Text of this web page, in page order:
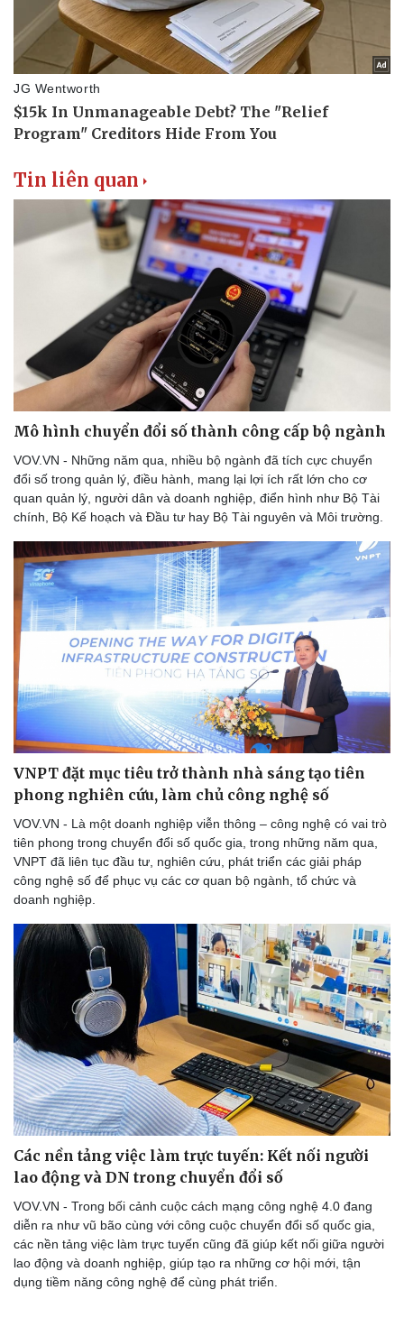
Sân khấu - Điện ảnh
Văn học
Âm nhạc
Di sản
Giải trí
Nghệ sĩ
Thời trang
Sao Việt
Tin liên quan
Mô hình chuyển đổi số thành công cấp bộ ngành
VOV.VN - Những năm qua, nhiều bộ ngành đã tích cực chuyển
đổi số trong quản lý, điều hành, mang lại lợi ích rất lớn cho cơ
quan quản lý, người dân và doanh nghiệp, điển hình như Bộ Tài
chính, Bộ Kế hoạch và Đầu tư hay Bộ Tài nguyên và Môi trường.
VNPT đặt mục tiêu trở thành nhà sáng tạo tiên
phong nghiên cứu, làm chủ công nghệ số
VOV.VN - Là một doanh nghiệp viễn thông – công nghệ có vai trò
tiên phong trong chuyển đổi số quốc gia, trong những năm qua,
VNPT đã liên tục đầu tư, nghiên cứu, phát triển các giải pháp
công nghệ số để phục vụ các cơ quan bộ ngành, tổ chức và
doanh nghiệp.
Các nền tảng việc làm trực tuyến: Kết nối người
lao động và DN trong chuyển đổi số
VOV.VN - Trong bối cảnh cuộc cách mạng công nghệ 4.0 đang
diễn ra như vũ bão cùng với công cuộc chuyển đổi số quốc gia,
các nền tảng việc làm trực tuyến cũng đã giúp kết nối giữa người
lao động và doanh nghiệp, giúp tạo ra những cơ hội mới, tận
dụng tiềm năng công nghệ để cùng phát triển.